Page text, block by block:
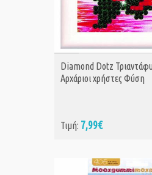
ΑΓΟΡΑ
Diamond Dotz
Αρχάριοι χρήστες Φύση
Τιμή: 7,99€